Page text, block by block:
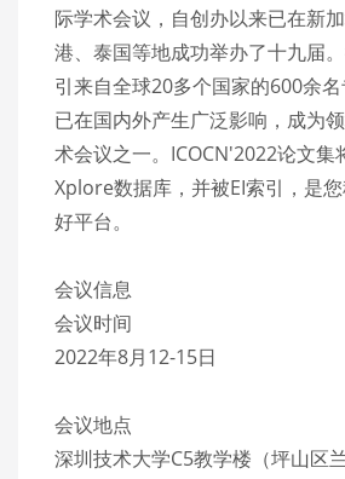
际学术会议，自创办以来已在新
港、泰国等地成功举办了十九届
引来自全球20多个国家的600余名
已在国内外产生广泛影响，成为
术会议之一。ICOCN'2022论文集
Xplore数据库，并被EI索引，是
好平台。
会议信息
会议时间
2022年8月12-15日
会议地点
深圳技术大学C5教学楼（坪山区